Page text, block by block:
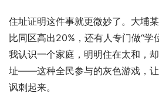
住址证明这件事就更微妙了。大埔
比同区高出20%，还有人专门做“学
我认识一个家庭，明明住在太和，
址——这种全民参与的灰色游戏，让
讽刺起来。